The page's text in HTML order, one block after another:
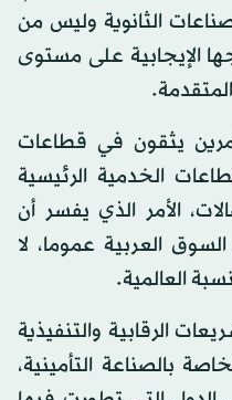
الثانوية وليس من
الإيجابية على مستوى
يثقون في قطاعات
الخدمية الرئيسية
الأمر الذي يفسر أن
العربية عموما، لا
العالمية.
الرقابية والتنفيذية
بالصناعة التأمينية،